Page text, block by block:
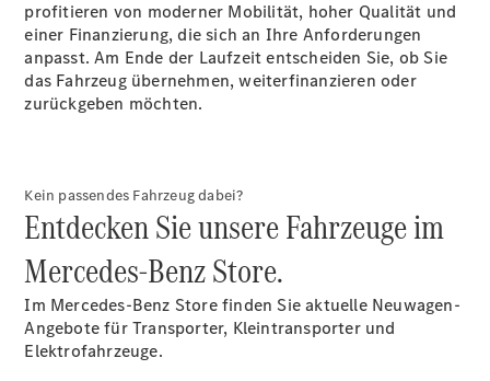
Marco Polo
Probefahrt
Benz Store
eSprinter
profitieren von moderner Mobilität, hoher Qualität und
einer Finanzierung, die sich an Ihre Anforderungen
anpasst. Am Ende der Laufzeit entscheiden Sie, ob Sie
das Fahrzeug übernehmen, weiterfinanzieren oder
zurückgeben möchten.
Kein passendes Fahrzeug dabei?
Entdecken Sie unsere Fahrzeuge im
Mercedes-Benz Store.
Im Mercedes-Benz Store finden Sie aktuelle Neuwagen-
Angebote für Transporter, Kleintransporter und
Elektrofahrzeuge.